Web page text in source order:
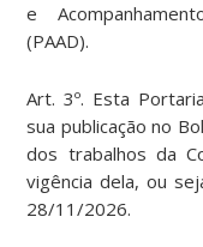
e
(PAAD).
Art. 3º. Esta
sua publicação no
dos trabalhos da
vigência dela, ou
28/11/2026.